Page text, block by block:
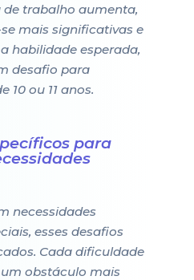
de trabalho aumenta,
mais significativas e
habilidade esperada,
desafio para
10 ou 11 anos.
para
necessidades
esses desafios
Cada dificuldade
obstáculo mais